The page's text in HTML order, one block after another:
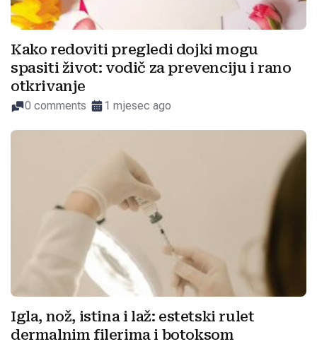
Kako redoviti pregledi dojki mogu
spasiti život: vodič za prevenciju i rano
otkrivanje
0 comments 1 mjesec ago
Igla, nož, istina i laž: estetski rulet
dermalnim filerima i botoksom